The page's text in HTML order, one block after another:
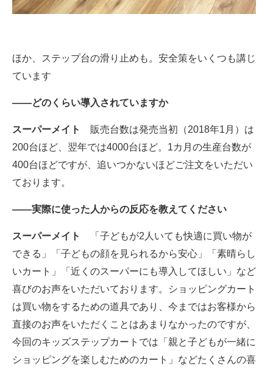
ほか、ステップ台の滑り止めも。安全策をいくつも講じ
ています
――どのくらい導入されていますか
スーパーメイト
販売台数は発売当初（2018年1月）は
200台ほど、翌年では4000台ほど。1カ月の生産台数が
400台ほどですが、追いつかないほどご注文をいただい
ております。
――実際に使った人からの反応を教えてください
スーパーメイト
「子どもが2人いても快適に買い物が
できる」「子どもの顔を見られるから安心」「素晴らし
いカート」「近くのスーパーにも導入してほしい」など
喜びのお声をいただいております。ショッピングカート
は買い物をするための道具であり、今まではお客様から
直接のお声をいただくことはあまりなかったのですが、
今回のキッズステップカートでは「親と子どもが一緒に
ショッピングを楽しむためのカート」などたくさんの喜